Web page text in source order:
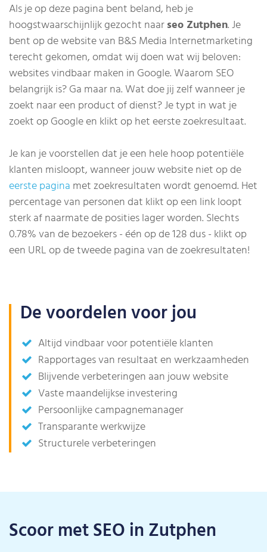
Als je op deze pagina bent beland, heb je
hoogstwaarschijnlijk gezocht naarseo Zutphen. Je
bent op de website van B&S Media Internetmarketing
terecht gekomen, omdat wij doen wat wij beloven:
websites vindbaar maken in Google. Waarom SEO
belangrijk is? Ga maar na. Wat doe jij zelf wanneer je
zoekt naar een product of dienst? Je typt in wat je
zoekt op Google en klikt op het eerste zoekresultaat.
Je kan je voorstellen dat je een hele hoop potentiële
klanten misloopt, wanneer jouw website niet op de
eerste pagina met zoekresultaten wordt genoemd. Het
percentage van personen dat klikt op een link loopt
sterk af naarmate de posities lager worden. Slechts
0.78% van de bezoekers - één op de 128 dus - klikt op
een URL op de tweede pagina van de zoekresultaten!
De voordelen voor jou
Altijd vindbaar voor potentiële klanten
Rapportages van resultaat en werkzaamheden
Blijvende verbeteringen aan jouw website
Vaste maandelijkse investering
Persoonlijke campagnemanager
Transparante werkwijze
Structurele verbeteringen
Scoor met SEO in Zutphen